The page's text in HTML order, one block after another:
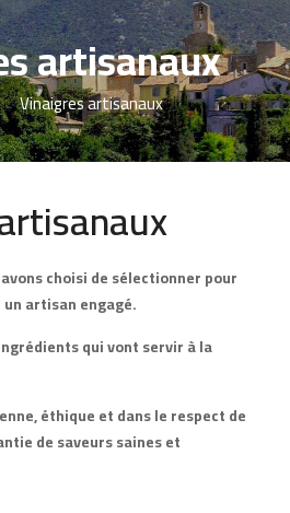
artisanaux
Vinaigres artisanaux
choisi de sélectionner pour
artisan engagé.
qui vont servir à la
éthique et dans le respect de
de saveurs saines et